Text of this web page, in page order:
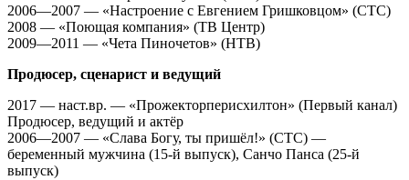
2006—2007 — «Настроение с Евгением Гришковцом» (СТС)
2008 — «Поющая компания» (ТВ Центр)
2009—2011 — «Чета Пиночетов» (НТВ)
Продюсер, сценарист и ведущий
2017 — наст.вр. — «Прожекторперисхилтон» (Первый канал)
Продюсер, ведущий и актёр
2006—2007 — «Слава Богу, ты пришёл!» (СТС) —
беременный мужчина (15-й выпуск), Санчо Панса (25-й
выпуск)